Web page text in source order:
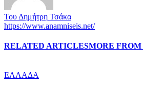
Του Δημήτρη Τσάκα
https://www.anamniseis.net/
RELATED ARTICLESMORE
ΕΛΛΑΔΑ